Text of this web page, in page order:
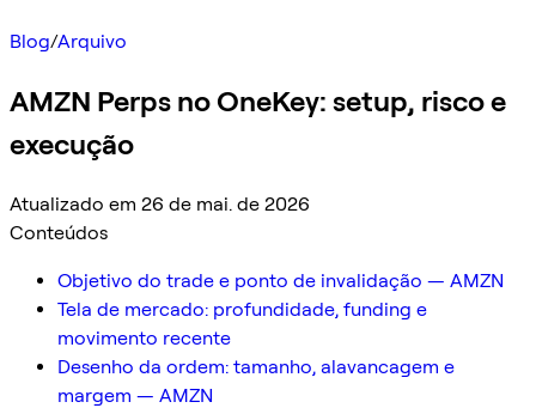
Blog/Arquivo
AMZN Perps no OneKey: setup, risco e
execução
Atualizado em 26 de mai. de 2026
Conteúdos
Objetivo do trade e ponto de invalidação — AMZN
Tela de mercado: profundidade, funding e
movimento recente
Desenho da ordem: tamanho, alavancagem e
margem — AMZN